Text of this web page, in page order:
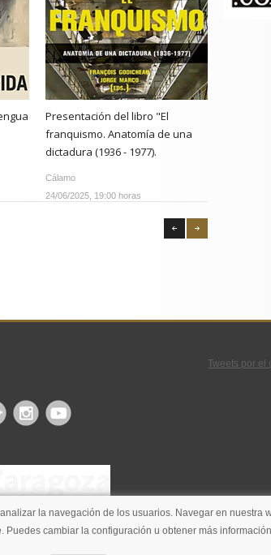
la navegación de los usuarios. Navegar en nuestra
cambiar la configuración u obtener más
Presentación del libro "El
franquismo. Anatomía de una
dictadura (1936 - 1977).
Cálamo
24/06/2025, 19:00 horas
Tweets por el